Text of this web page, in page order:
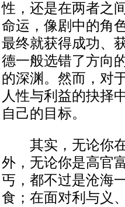
性，还是在两者之
命运，像剧中的角
最终就获得成功、
德一般选错了方向
的深渊。然而，对
人性与利益的抉择
自己的目标。
其实，无论你在
外，无论你是高官
丐，都不过是沧海
食；在面对利与义